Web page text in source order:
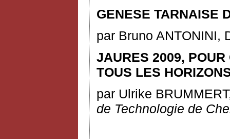
GENESE TARNAISE
par Bruno ANTONINI,
JAURES 2009,
TOUS LES
par Ulrike
de Technologie de